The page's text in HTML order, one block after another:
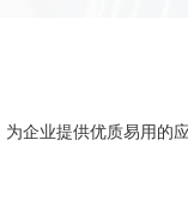
企业提供优质易用的